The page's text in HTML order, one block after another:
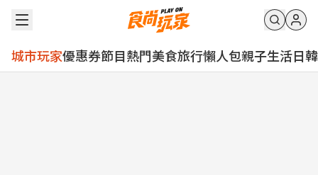
城市玩家優惠券節目熱門美食旅行懶人包親子生活日韓